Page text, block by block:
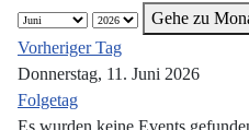
Gehe zu
Vorheriger Tag
Donnerstag, 11. Juni 2026
Folgetag